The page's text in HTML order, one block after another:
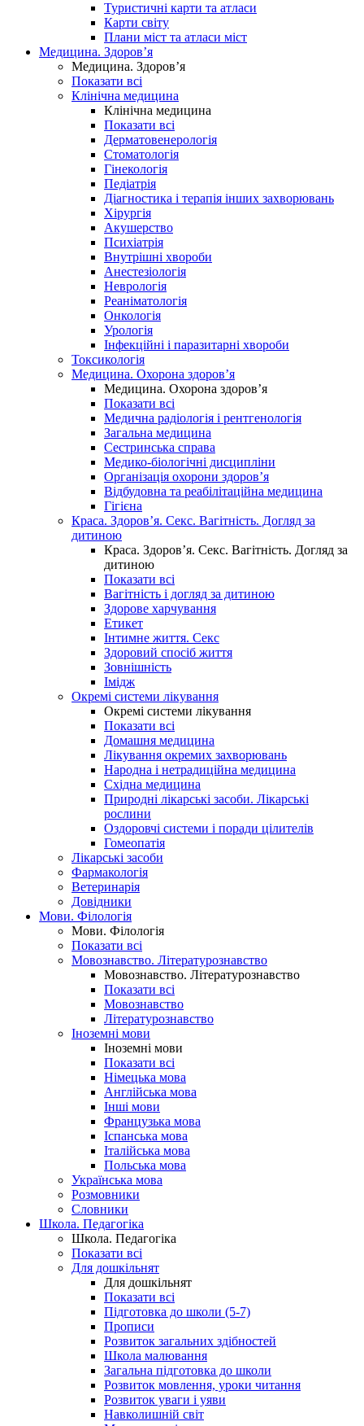
Туристичні карти та атласи
Карти світу
Плани міст та атласи міст
Медицина. Здоров’я
Медицина. Здоров’я
Показати всі
Клінічна медицина
Клінічна медицина
Показати всі
Дерматовенерологія
Стоматологія
Гінекологія
Педіатрія
Діагностика і терапія інших захворювань
Хірургія
Акушерство
Психіатрія
Внутрішні хвороби
Анестезіологія
Неврологія
Реаніматологія
Онкологія
Урологія
Інфекційні і паразитарні хвороби
Токсикологія
Медицина. Охорона здоров’я
Медицина. Охорона здоров’я
Показати всі
Медична радіологія і рентгенологія
Загальна медицина
Сестринська справа
Медико-біологічні дисципліни
Організація охорони здоров’я
Відбудовна та реабілітаційна медицина
Гігієна
Краса. Здоров’я. Секс. Вагітність. Догляд за
дитиною
Краса. Здоров’я. Секс. Вагітність. Догляд за
дитиною
Показати всі
Вагітність і догляд за дитиною
Здорове харчування
Етикет
Інтимне життя. Секс
Здоровий спосіб життя
Зовнішність
Імідж
Окремі системи лікування
Окремі системи лікування
Показати всі
Домашня медицина
Лікування окремих захворювань
Народна і нетрадиційна медицина
Східна медицина
Природні лікарські засоби. Лікарські
рослини
Оздоровчі системи і поради цілителів
Гомеопатія
Лікарські засоби
Фармакологія
Ветеринарія
Довідники
Мови. Філологія
Мови. Філологія
Показати всі
Мовознавство. Літературознавство
Мовознавство. Літературознавство
Показати всі
Мовознавство
Літературознавство
Іноземні мови
Іноземні мови
Показати всі
Німецька мова
Англійська мова
Інші мови
Французька мова
Іспанська мова
Італійська мова
Польська мова
Українська мова
Розмовники
Словники
Школа. Педагогіка
Школа. Педагогіка
Показати всі
Для дошкільнят
Для дошкільнят
Показати всі
Підготовка до школи (5-7)
Прописи
Розвиток загальних здібностей
Школа малювання
Загальна підготовка до школи
Розвиток мовлення, уроки читання
Розвиток уваги і уяви
Навколишній світ